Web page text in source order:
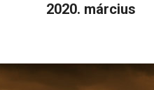
2020. március